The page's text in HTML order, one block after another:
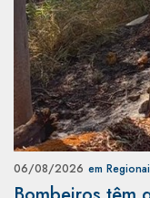
06/08/2026 em